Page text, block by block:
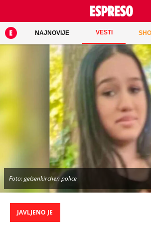
NAJNOVIJE VESTI
Foto: gelsenkirchen police
JAVLJENO JE